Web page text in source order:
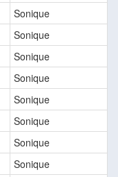
Sonique
Sonique
Sonique
Sonique
Sonique
Sonique
Sonique
Sonique